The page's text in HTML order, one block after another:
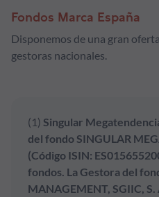
Fondos Marca España
Disponemos de una gran
gestoras nacionales.
(1) Singular
del fondo SINGULAR
(Código ISIN:
fondos. La Gestora del
MANAGEMENT, SGIIC,